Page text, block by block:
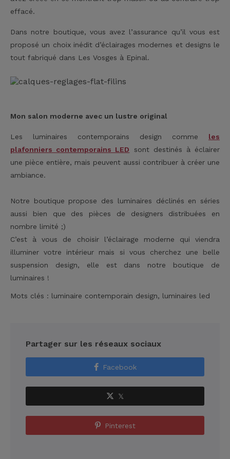
effacé.
Dans notre boutique, vous avez l’assurance qu’il vous est
proposé un choix inédit d’éclairages modernes et designs le
tout fabriqué dans Les Vosges à Epinal.
Mon salon moderne avec un lustre original
Les luminaires contemporains design comme les
plafonniers contemporains LED sont destinés à éclairer
une pièce entière, mais peuvent aussi contribuer à créer une
ambiance.
Notre boutique propose des luminaires déclinés en séries
aussi bien que des pièces de designers distribuées en
nombre limité ;)
C’est à vous de choisir l’éclairage moderne qui viendra
illuminer votre intérieur mais si vous cherchez une belle
suspension design, elle est dans notre boutique de
luminaires !
Mots clés : luminaire contemporain design, luminaires led
Partager sur les réseaux sociaux
Facebook
𝕏
Pinterest